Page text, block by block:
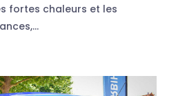
fortes chaleurs et les